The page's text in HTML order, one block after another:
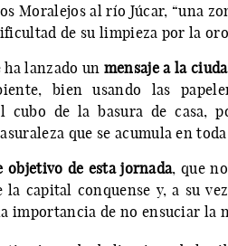
Moralejos al río Júcar, “una
de su limpieza por la
lanzado un mensaje a la
bien usando las
cubo de la basura de casa,
que se acumula en
objetivo de esta jornada, que
la capital conquense y, a su
importancia de no ensuciar la